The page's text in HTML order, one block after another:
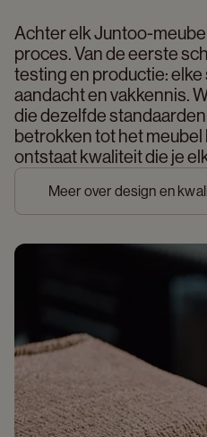
Achter elk Juntoo-
proces. Van de eerste
testing en productie:
aandacht en vakkennis.
die dezelfde
betrokken tot het meubel
ontstaat kwaliteit die je
Meer over design en